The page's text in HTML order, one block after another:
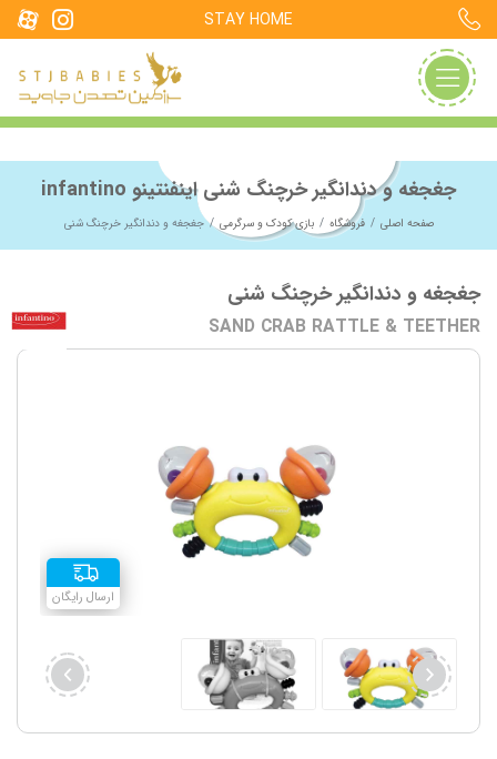
STAY HOME
جغجغه و دندانگیر خرچنگ شنی اینفنتینو infantino
صفحه اصلی فروشگاه بازی کودک و سرگرمی جغجغه و دندانگیر خرچنگ شنی
جغجغه و دندانگیر خرچنگ شنی
SAND CRAB RATTLE & TEETHER
ارسال رایگان